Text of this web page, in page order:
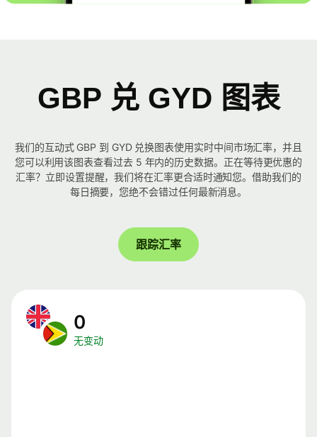
GBP 兑 GYD 图表
我们的互动式 GBP 到 GYD 兑换图表使用实时中间市场汇率，并且
您可以利用该图表查看过去 5 年内的历史数据。正在等待更优惠的
汇率？立即设置提醒，我们将在汇率更合适时通知您。借助我们的
每日摘要，您绝不会错过任何最新消息。
跟踪汇率
0
无变动